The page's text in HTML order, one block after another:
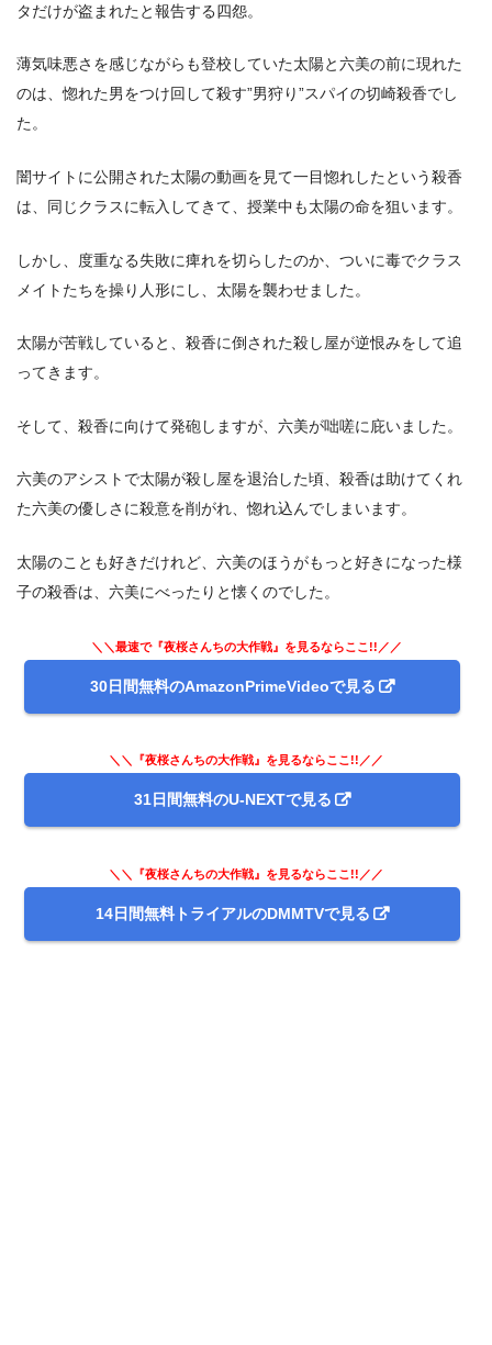
2.4癖を見抜く
3.アニメ『夜桜さんちの大作戦』第7話まとめ
タだけが盗まれたと報告する四怨。
薄気味悪さを感じながらも登校していた太陽と六美の前に現れた
のは、惚れた男をつけ回して殺す”男狩り”スパイの切崎殺香でし
た。
闇サイトに公開された太陽の動画を見て一目惚れしたという殺香
は、同じクラスに転入してきて、授業中も太陽の命を狙います。
しかし、度重なる失敗に痺れを切らしたのか、ついに毒でクラス
メイトたちを操り人形にし、太陽を襲わせました。
太陽が苦戦していると、殺香に倒された殺し屋が逆恨みをして追
ってきます。
そして、殺香に向けて発砲しますが、六美が咄嗟に庇いました。
六美のアシストで太陽が殺し屋を退治した頃、殺香は助けてくれ
た六美の優しさに殺意を削がれ、惚れ込んでしまいます。
太陽のことも好きだけれど、六美のほうがもっと好きになった様
子の殺香は、六美にべったりと懐くのでした。
＼＼最速で『夜桜さんちの大作戦』を見るならここ!!／／
30日間無料のAmazonPrimeVideoで見る
＼＼『夜桜さんちの大作戦』を見るならここ!!／／
31日間無料のU-NEXTで見る
＼＼『夜桜さんちの大作戦』を見るならここ!!／／
14日間無料トライアルのDMMTVで見る